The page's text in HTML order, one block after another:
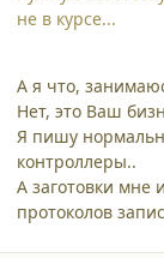
не в курсе...
А я что,
Нет, это Ваш
Я пишу
контроллеры..
А заготовки мне
протоколов